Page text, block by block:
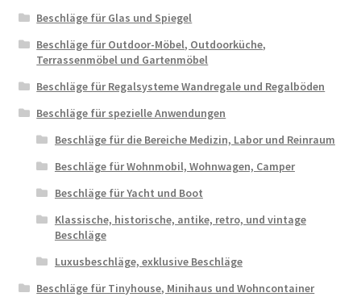
Beschläge für Glas und Spiegel
Beschläge für Outdoor-Möbel, Outdoorküche,
Terrassenmöbel und Gartenmöbel
Beschläge für Regalsysteme Wandregale und Regalböden
Beschläge für spezielle Anwendungen
Beschläge für die Bereiche Medizin, Labor und Reinraum
Beschläge für Wohnmobil, Wohnwagen, Camper
Beschläge für Yacht und Boot
Klassische, historische, antike, retro, und vintage
Beschläge
Luxusbeschläge, exklusive Beschläge
Beschläge für Tinyhouse, Minihaus und Wohncontainer